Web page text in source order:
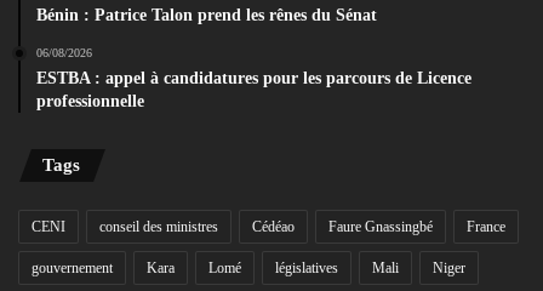
Bénin : Patrice Talon prend les rênes du Sénat
06/08/2026
ESTBA : appel à candidatures pour les parcours de Licence
professionnelle
Tags
CENI conseil des ministres Cédéao Faure Gnassingbé France
gouvernement Kara Lomé législatives Mali Niger